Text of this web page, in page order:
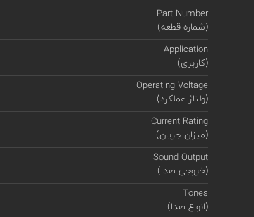
Part Number
(شماره قطعه)
Application
(کاربری)
Operating Voltage
(ولتاژ عملکرد)
Current Rating
(میزان جریان)
Sound Output
(خروجی صدا)
Tones
(انواع صدا)